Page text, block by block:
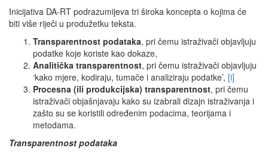
Inicijativa DA-RT podrazumijeva tri široka koncepta o kojima će
biti više riječi u produžetku teksta.
Transparentnost podataka, pri čemu istraživači objavljuju
podatke koje koriste kao dokaze,
Analitička transparentnost, pri čemu istraživači objavljuju
‘kako mjere, kodiraju, tumače i analiziraju podatke’, [i]
Procesna (ili produkcijska) transparentnost, pri čemu
istraživači objašnjavaju kako su izabrali dizajn istraživanja i
zašto su se koristili određenim podacima, teorijama i
metodama.
Transparentnost podataka